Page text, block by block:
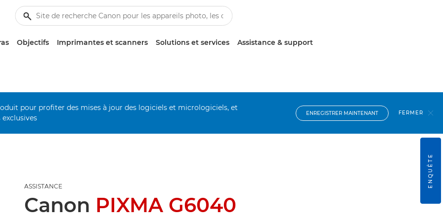
Objectifs Imprimantes et scanners Solutions et services Assistance & support
pour profiter des mises à jour des logiciels et micrologiciels, et
ENREGISTRER MAINTENANT FERMER
ASSISTANCE
Canon PIXMA G6040
ENQUÊTE